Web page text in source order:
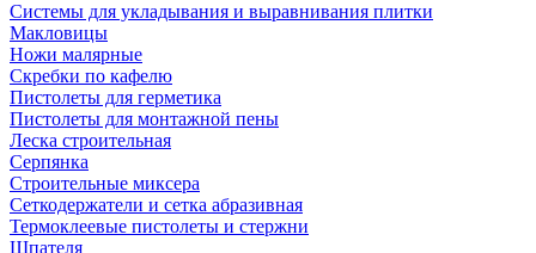
Системы для укладывания и выравнивания плитки
Макловицы
Ножи малярные
Скребки по кафелю
Пистолеты для герметика
Пистолеты для монтажной пены
Леска строительная
Серпянка
Строительные миксера
Сеткодержатели и сетка абразивная
Термоклеевые пистолеты и стержни
Шпателя